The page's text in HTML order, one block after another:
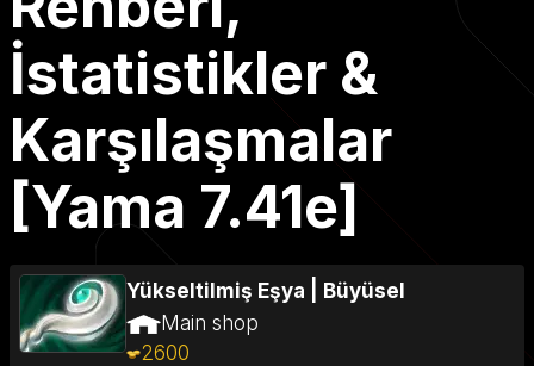
İstatistikler &
Karşılaşmalar
[Yama 7.41e]
Yükseltilmiş Eşya
Büyüsel
Main shop
2600